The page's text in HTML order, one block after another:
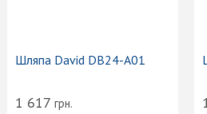
Сумка-тоут женская
2 174грн.